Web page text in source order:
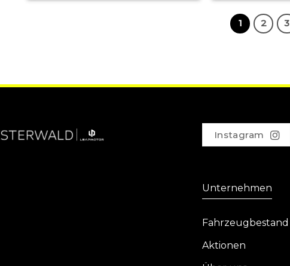
1 2 3
Instagram
Unternehmen
Fahrzeugbestand
Aktionen